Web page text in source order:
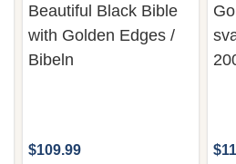
Beautiful Black Bible
with Golden Edges /
Bibeln
$109.99